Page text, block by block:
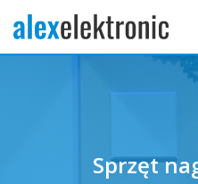
Sprzęt